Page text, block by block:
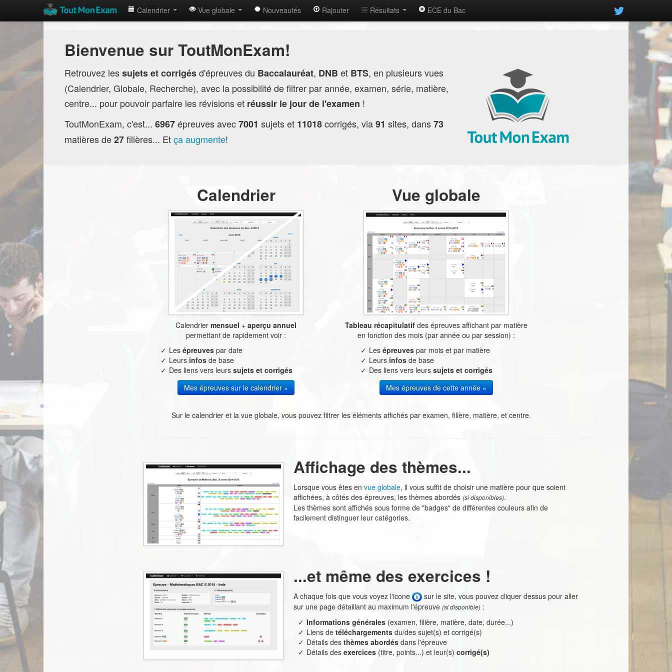
Calendrier Vue globale Nouveautés Rajouter Résultats ECE du Bac
Bienvenue sur ToutMonExam!
Retrouvez lessujets et corrigésd'épreuves du Baccalauréat, DNB et BTS, en plusieurs vues
(Calendrier, Globale, Recherche), avec la possibilité de filtrer par année, examen, série, matière,
centre... pour pouvoir parfaire les révisions et réussir le jour de l'examen !
ToutMonExam, c'est... 6967épreuves avec7001 sujets et 11018corrigés, via91 sites, dans73
matières de27filières... Etça augmente!
Calendrier
Calendrier mensuel + aperçu annuel
permettant de rapidement voir :
Lesépreuves par date
Leurs infos de base
Des liens vers leurssujets et corrigés
Mes épreuves sur le calendrier »
Vue globale
Tableau récapitulatifdes épreuves affichant par matière
en fonction des mois (par année ou par session) :
Lesépreuves par mois et par matière
Leurs infos de base
Des liens vers leurssujets et corrigés
Mes épreuves de cette année »
Sur le calendrier et la vue globale, vous pouvez filtrer les éléments affichés par examen, filière, matière, et centre.
Affichage des thèmes...
Lorsque vous êtes en vue globale, il vous suffit de choisir une matière pour que soient
affichées, à côtés des épreuves, les thèmes abordés (si disponibles).
Les thèmes sont affichés sous forme de "badges" de différentes couleurs afin de
facilement distinguer leur catégories.
...et même des exercices !
A chaque fois que vous voyez l'icone
sur le site, vous pouvez cliquer dessus pour aller
sur une page détaillant au maximum l'épreuve (si disponible) :
Informations générales (examen, filière, matière, date, durée...)
Liens detéléchargements du/des sujet(s) et corrigé(s)
Détails desthèmes abordés dans l'épreuve
Détails desexercices (titre, points...) et leur(s)corrigé(s)